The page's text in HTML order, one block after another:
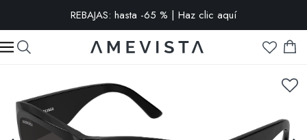
REBAJAS: hasta -65 % | Haz clic aquí
-10% extra en todas las gafas con cristales graduados | Código:
VISION10